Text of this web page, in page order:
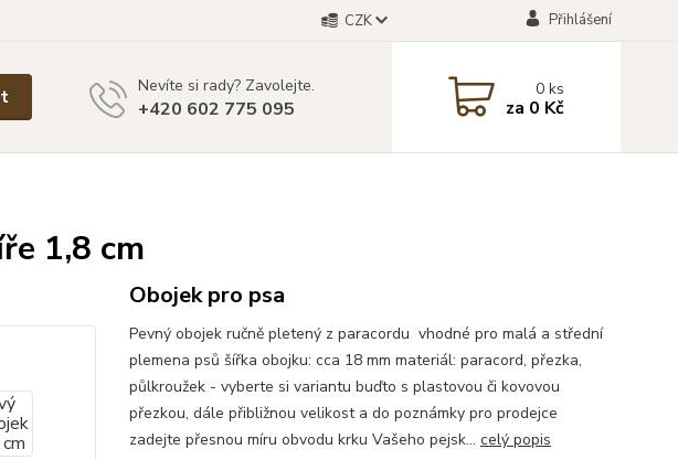
CZK Přihlášení
Nevíte si rady? Zavolejte.
+420 602 775 095
0ks
za 0 Kč
1,8 cm
Obojek pro psa
Pevný obojek ručně pletený z paracordu vhodné pro malá a střední
plemena psů šířka obojku: cca 18 mm materiál: paracord, přezka,
půlkroužek - vyberte si variantu buďto s plastovou či kovovou
přezkou, dále přibližnou velikost a do poznámky pro prodejce
zadejte přesnou míru obvodu krku Vašeho pejsk... celý popis